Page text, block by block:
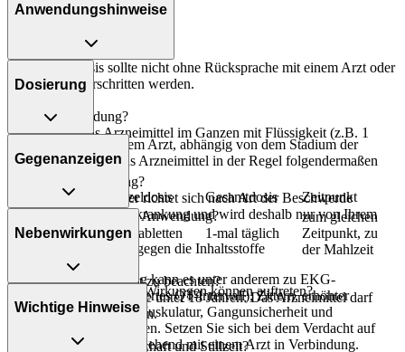
Anwendungshinweise
Die Gesamtdosis sollte nicht ohne Rücksprache mit einem Arzt oder
Apotheker überschritten werden.
Art der Anwendung?
Nehmen Sie das Arzneimittel im Ganzen mit Flüssigkeit (z.B. 1
Dauer der Anwendung?
Die Anwendungsdauer richtet sich nach Art der Beschwerde
und/oder Dauer der Erkrankung und wird deshalb nur von Ihrem
Arzt bestimmt.
Überdosierung?
Bei einer Überdosierung kann es unter anderem zu EKG-
Veränderungen (verlängertes QT-Intervall), Zittern, erhöhter
Reflexbereitschaft der Muskulatur, Gangunsicherheit und
Schwindelgefühl kommen. Setzen Sie sich bei dem Verdacht auf
eine Überdosierung umgehend mit einem Arzt in Verbindung.
Dosierung
In Absprache mit Ihrem Arzt, abhängig von dem Stadium der
Behandlung, wird das Arzneimittel in der Regel folgendermaßen
Personenkreis
Einzeldosis Gesamtdosis Zeitpunkt
Erwachsene 1-2 Tabletten 1-mal täglich
zum gleichen
Zeitpunkt, zu
der Mahlzeit
Gegenanzeigen
Was spricht gegen eine Anwendung?
- Überempfindlichkeit gegen die Inhaltsstoffe
Welche Altersgruppe ist zu beachten?
- Kinder und Jugendliche unter 18 Jahren: Das Arzneimittel darf
nicht angewendet werden.
Was ist mit Schwangerschaft und Stillzeit?
Nebenwirkungen
Welche unerwünschten Wirkungen können auftreten?
Wichtige Hinweise